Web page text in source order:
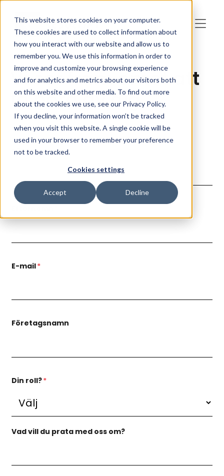
This website stores cookies on your computer.
These cookies are used to collect information about
how you interact with our website and allow us to
remember you. We use this information in order to
improve and customize your browsing experience
and for analytics and metrics about our visitors both
on this website and other media. To find out more
about the cookies we use, see our Privacy Policy.
If you decline, your information won’t be tracked
when you visit this website. A single cookie will be
used in your browser to remember your preference
not to be tracked.
Cookies settings
Accept Decline
Vi ser fram emot att
få höra av dig.
Förnamn*
E-mail*
Företagsnamn
Din roll?*
Vad vill du prata med oss om?